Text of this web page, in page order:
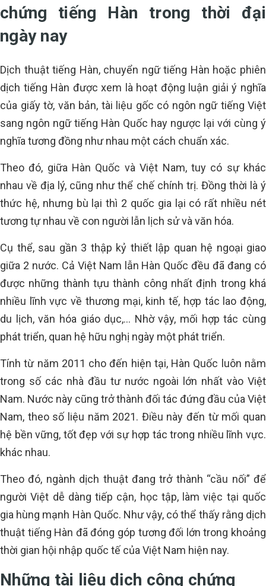
chứng tiếng Hàn trong thời đại
ngày nay
Dịch thuật tiếng Hàn, chuyển ngữ tiếng Hàn hoặc phiên
dịch tiếng Hàn được xem là hoạt động luận giải ý nghĩa
của giấy tờ, văn bản, tài liệu gốc có ngôn ngữ tiếng Việt
sang ngôn ngữ tiếng Hàn Quốc hay ngược lại với cùng ý
nghĩa tương đồng như nhau một cách chuẩn xác.
Theo đó, giữa Hàn Quốc và Việt Nam, tuy có sự khác
nhau về địa lý, cũng như thể chế chính trị. Đồng thời là ý
thức hệ, nhưng bù lại thì 2 quốc gia lại có rất nhiều nét
tương tự nhau về con người lẫn lịch sử và văn hóa.
Cụ thể, sau gần 3 thập kỷ thiết lập quan hệ ngoại giao
giữa 2 nước. Cả Việt Nam lẫn Hàn Quốc đều đã đang có
được những thành tựu thành công nhất định trong khá
nhiều lĩnh vực về thương mại, kinh tế, hợp tác lao động,
du lịch, văn hóa giáo dục,… Nhờ vậy, mối hợp tác cùng
phát triển, quan hệ hữu nghị ngày một phát triển.
Tính từ năm 2011 cho đến hiện tại, Hàn Quốc luôn nằm
trong số các nhà đầu tư nước ngoài lớn nhất vào Việt
Nam. Nước này cũng trở thành đối tác đứng đầu của Việt
Nam, theo số liệu năm 2021. Điều này đến từ mối quan
hệ bền vững, tốt đẹp với sự hợp tác trong nhiều lĩnh vực.
khác nhau.
Theo đó, ngành dịch thuật đang trở thành “cầu nối” để
người Việt dễ dàng tiếp cận, học tập, làm việc tại quốc
gia hùng mạnh Hàn Quốc. Như vậy, có thể thấy rằng dịch
thuật tiếng Hàn đã đóng góp tương đối lớn trong khoảng
thời gian hội nhập quốc tế của Việt Nam hiện nay.
Những tài liệu dịch công chứng